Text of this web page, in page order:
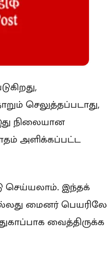
செலுத்தப்படாது,
நிலையான
அளிக்கப்பட்ட
செய்யலாம். இந்தக்
மைனர்
வைத்திருக்க